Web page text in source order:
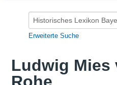
Erweiterte Suche
Ludwig Mies